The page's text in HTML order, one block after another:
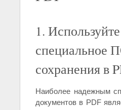
1. Используйте
специальное
сохранения в
Наиболее надежным
документов в PDF